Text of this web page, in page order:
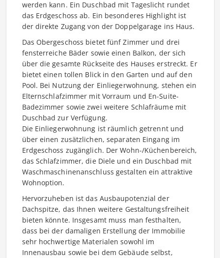
werden kann. Ein Duschbad mit Tageslicht rundet
das Erdgeschoss ab. Ein besonderes Highlight ist
der direkte Zugang von der Doppelgarage ins Haus.
Das Obergeschoss bietet fünf Zimmer und drei
fensterreiche Bäder sowie einen Balkon, der sich
über die gesamte Rückseite des Hauses erstreckt. Er
bietet einen tollen Blick in den Garten und auf den
Pool. Bei Nutzung der Einliegerwohnung, stehen ein
Elternschlafzimmer mit Vorraum und En-Suite-
Badezimmer sowie zwei weitere Schlafräume mit
Duschbad zur Verfügung.
Die Einliegerwohnung ist räumlich getrennt und
über einen zusätzlichen, separaten Eingang im
Erdgeschoss zugänglich. Der Wohn-/Küchenbereich,
das Schlafzimmer, die Diele und ein Duschbad mit
Waschmaschinenanschluss gestalten ein attraktive
Wohnoption.
Hervorzuheben ist das Ausbaupotenzial der
Dachspitze, das Ihnen weitere Gestaltungsfreiheit
bieten könnte. Insgesamt muss man festhalten,
dass bei der damaligen Erstellung der Immobilie
sehr hochwertige Materialen sowohl im
Innenausbau sowie bei dem Gebäude selbst,